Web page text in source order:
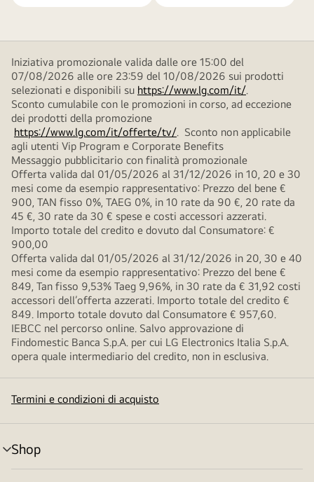
Iniziativa promozionale valida dalle ore 15:00 del
07/08/2026 alle ore 23:59 del 10/08/2026 sui prodotti
selezionati e disponibili su https://www.lg.com/it/.
Sconto cumulabile con le promozioni in corso, ad eccezione
dei prodotti della promozione
https://www.lg.com/it/offerte/tv/. Sconto non applicabile
agli utenti Vip Program e Corporate Benefits
Messaggio pubblicitario con finalità promozionale
Offerta valida dal 01/05/2026 al 31/12/2026 in 10, 20 e 30
mesi come da esempio rappresentativo: Prezzo del bene €
900, TAN fisso 0%, TAEG 0%, in 10 rate da 90 €, 20 rate da
45 €, 30 rate da 30 € spese e costi accessori azzerati.
Importo totale del credito e dovuto dal Consumatore: €
900,00
Offerta valida dal 01/05/2026 al 31/12/2026 in 20, 30 e 40
mesi come da esempio rappresentativo: Prezzo del bene €
849, Tan fisso 9,53% Taeg 9,96%, in 30 rate da € 31,92 costi
accessori dell’offerta azzerati. Importo totale del credito €
849. Importo totale dovuto dal Consumatore € 957,60.
IEBCC nel percorso online. Salvo approvazione di
Findomestic Banca S.p.A. per cui LG Electronics Italia S.p.A.
opera quale intermediario del credito, non in esclusiva.
Termini e condizioni di acquisto
Shop
Attivazione
menu